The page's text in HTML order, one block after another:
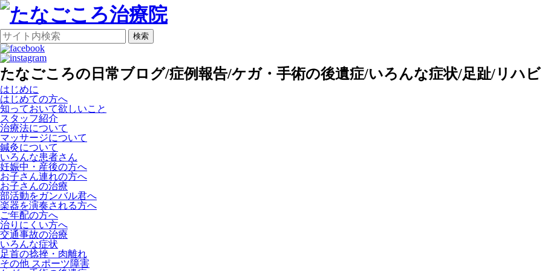
検索
たなごころの日常ブログ/症例報告/ケガ・手術の後遺症/いろんな症状/足趾/リハ
はじめに
はじめての方へ
知っておいて欲しいこと
スタッフ紹介
治療法について
マッサージについて
鍼灸について
いろんな患者さん
妊娠中・産後の方へ
お子さん連れの方へ
お子さんの治療
部活動をガンバル君へ
楽器を演奏される方へ
ご年配の方へ
治りにくい方へ
交通事故の治療
いろんな症状
足首の捻挫・肉離れ
その他 スポーツ障害